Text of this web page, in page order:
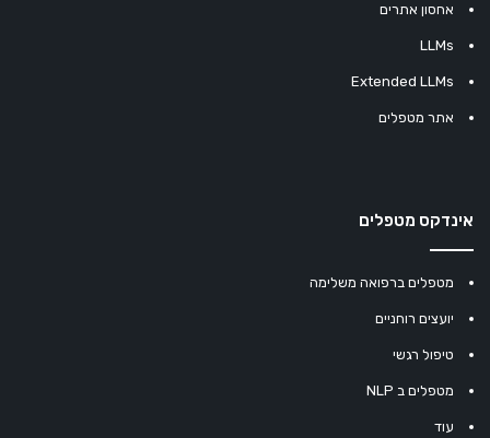
אחסון אתרים
LLMs
Extended LLMs
אתר מטפלים
אינדקס מטפלים
מטפלים ברפואה משלימה
יועצים רוחניים
טיפול רגשי
מטפלים ב NLP
עוד